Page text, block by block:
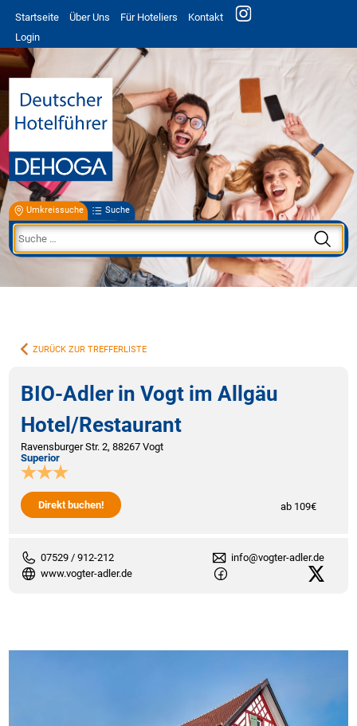
Startseite Über Uns Für Hoteliers
Kontakt
Login
Umkreissuche Suche
ZURÜCK ZUR TREFFERLISTE
BIO-Adler in Vogt im Allgäu
Hotel/Restaurant
Ravensburger Str. 2, 88267 Vogt
Superior
Direkt buchen! ab 109€
07529 / 912-212
info@vogter-adler.de
www.vogter-adler.de